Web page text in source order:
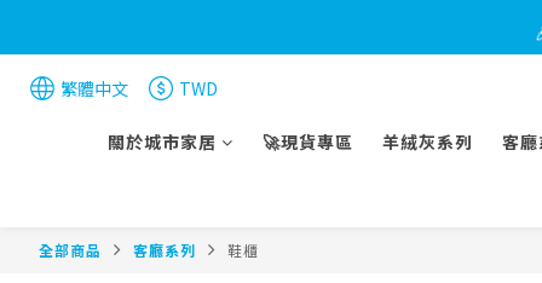
🐈
繁體中文 TWD
關於城市家居 🚀現貨專區 羊絨灰系列 客
全部商品 客廳系列 鞋櫃